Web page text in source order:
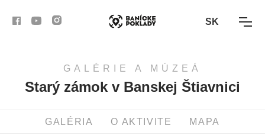
SK
GALÉRIE A MÚZEÁ
Starý zámok v Banskej Štiavnici
GALÉRIA O AKTIVITE MAPA